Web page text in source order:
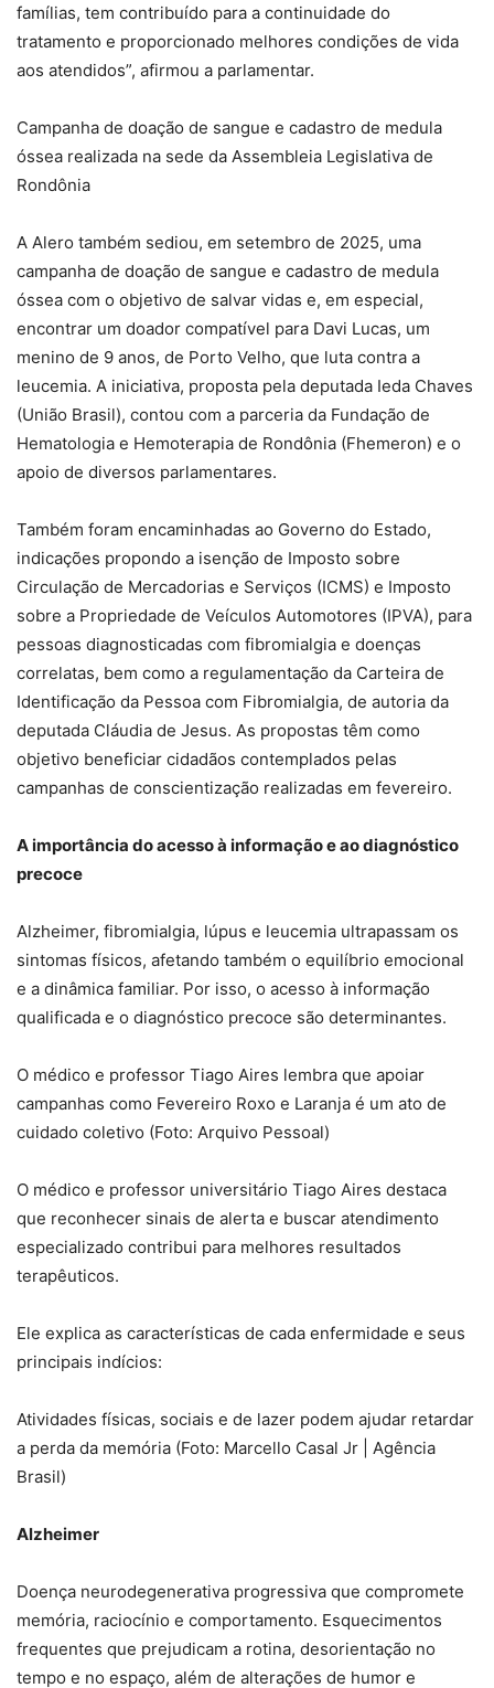
famílias, tem contribuído para a continuidade do
tratamento e proporcionado melhores condições de vida
aos atendidos”, afirmou a parlamentar.
Campanha de doação de sangue e cadastro de medula
óssea realizada na sede da Assembleia Legislativa de
Rondônia
A Alero também sediou, em setembro de 2025, uma
campanha de doação de sangue e cadastro de medula
óssea com o objetivo de salvar vidas e, em especial,
encontrar um doador compatível para Davi Lucas, um
menino de 9 anos, de Porto Velho, que luta contra a
leucemia. A iniciativa, proposta pela deputada Ieda Chaves
(União Brasil), contou com a parceria da Fundação de
Hematologia e Hemoterapia de Rondônia (Fhemeron) e o
apoio de diversos parlamentares.
Também foram encaminhadas ao Governo do Estado,
indicações propondo a isenção de Imposto sobre
Circulação de Mercadorias e Serviços (ICMS) e Imposto
sobre a Propriedade de Veículos Automotores (IPVA), para
pessoas diagnosticadas com fibromialgia e doenças
correlatas, bem como a regulamentação da Carteira de
Identificação da Pessoa com Fibromialgia, de autoria da
deputada Cláudia de Jesus. As propostas têm como
objetivo beneficiar cidadãos contemplados pelas
campanhas de conscientização realizadas em fevereiro.
A importância do acesso à informação e ao diagnóstico
precoce
Alzheimer, fibromialgia, lúpus e leucemia ultrapassam os
sintomas físicos, afetando também o equilíbrio emocional
e a dinâmica familiar. Por isso, o acesso à informação
qualificada e o diagnóstico precoce são determinantes.
O médico e professor Tiago Aires lembra que apoiar
campanhas como Fevereiro Roxo e Laranja é um ato de
cuidado coletivo (Foto: Arquivo Pessoal)
O médico e professor universitário Tiago Aires destaca
que reconhecer sinais de alerta e buscar atendimento
especializado contribui para melhores resultados
terapêuticos.
Ele explica as características de cada enfermidade e seus
principais indícios:
Atividades físicas, sociais e de lazer podem ajudar retardar
a perda da memória (Foto: Marcello Casal Jr | Agência
Brasil)
Alzheimer
Doença neurodegenerativa progressiva que compromete
memória, raciocínio e comportamento. Esquecimentos
frequentes que prejudicam a rotina, desorientação no
tempo e no espaço, além de alterações de humor e